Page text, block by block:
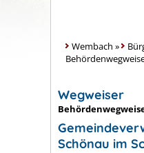
Wembach »
Wegweiser
Schönau im